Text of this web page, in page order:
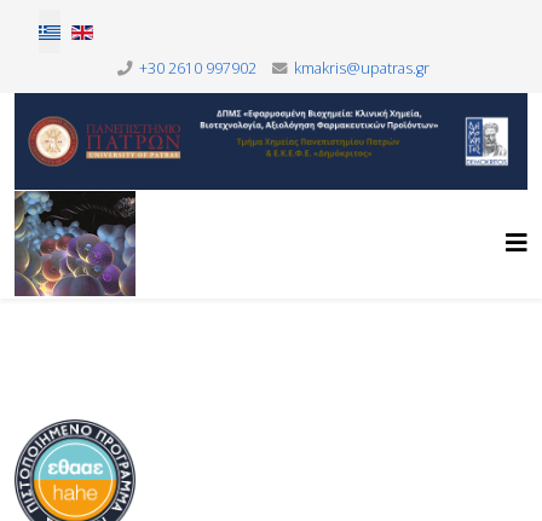
Επιλέξτε τη γλώσσα σας
+30 2610 997902 kmakris@upatras.gr